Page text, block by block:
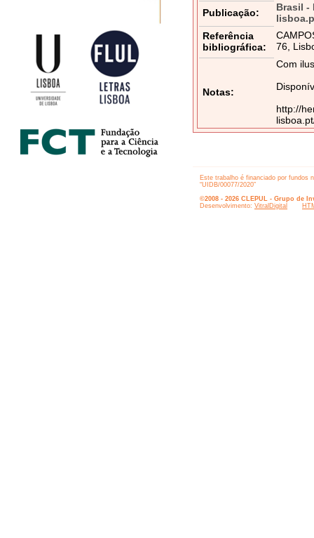
Publicação:
Brasil -
Referência
bibliográfica:
76,
Notas:
Com
http://
Este trabalho é financiado por fundos
“UIDB/00077/2020”
©2008 - 2026 CLEPUL - Grupo de
Desenvolvimento: VitralDigital